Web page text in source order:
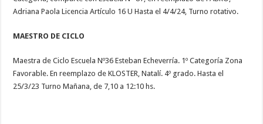
Adriana Paola Licencia Artículo 16 U Hasta el 4/4/24, Turno rotativo.
MAESTRO DE CICLO
Maestra de Ciclo Escuela Nº36 Esteban Echeverría. 1º Categoría Zona
Favorable. En reemplazo de KLOSTER, Natalí. 4º grado. Hasta el
25/3/23 Turno Mañana, de 7,10 a 12:10 hs.